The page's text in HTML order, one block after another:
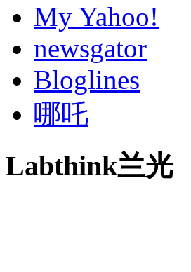
My Yahoo!
newsgator
Bloglines
哪吒
Labthink兰光